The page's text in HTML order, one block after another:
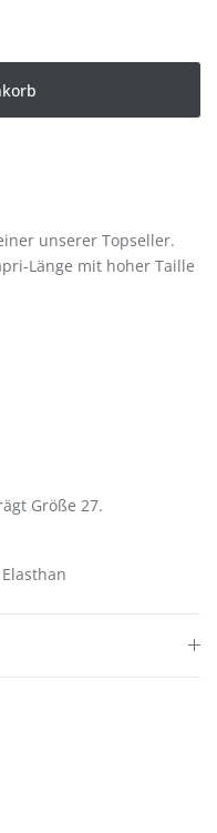
unserer Topseller.
Länge mit hoher Taille
Größe 27.